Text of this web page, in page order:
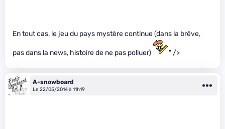
En tout cas, le jeu du pays mystère continue (dans la brêve,
pas dans la news, histoire de ne pas polluer) " />
A-snowboard
Le 22/05/2014 à 11h19